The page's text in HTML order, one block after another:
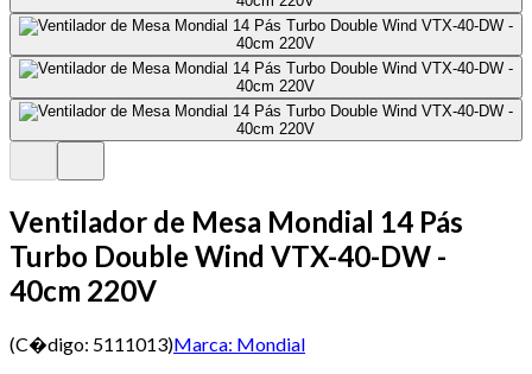
Ventilador de Mesa Mondial 14 Pás
Turbo Double Wind VTX-40-DW -
40cm 220V
(C�digo: 5111013)Marca: Mondial